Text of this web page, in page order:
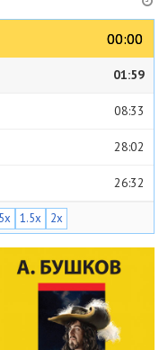
00:00
00:00
01:59
08:33
28:02
26:32
29:42
1.5x 2x